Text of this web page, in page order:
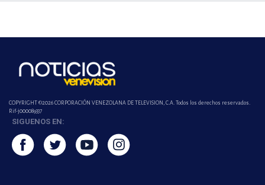
COPYRIGHT ©2026 CORPORACIÓN VENEZOLANA DE TELEVISION, C.A. Todos los derechos reservados.
Rif-j000089337
SIGUENOS EN: